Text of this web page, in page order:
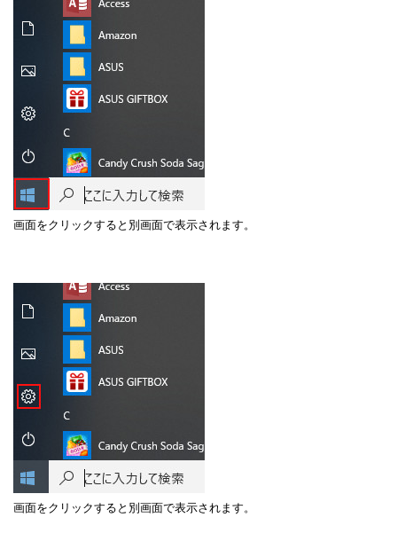
画面をクリックすると別画面で表示されます。
画面をクリックすると別画面で表示されます。